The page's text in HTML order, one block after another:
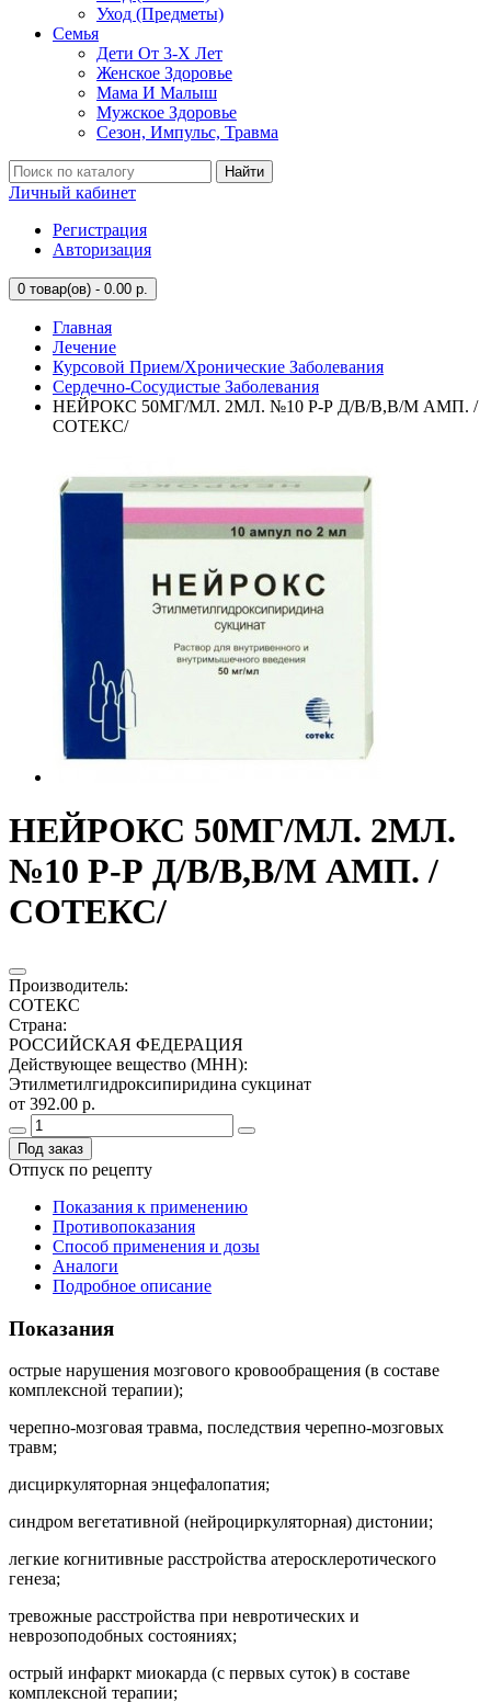
Уход (Предметы)
Семья
Дети От 3-Х Лет
Женское Здоровье
Мама И Малыш
Мужское Здоровье
Сезон, Импульс, Травма
Найти
Личный кабинет
Регистрация
Авторизация
0 товар(ов) - 0.00 р.
Главная
Лечение
Курсовой Прием/Хронические Заболевания
Сердечно-Сосудистые Заболевания
НЕЙРОКС 50МГ/МЛ. 2МЛ. №10 Р-Р Д/В/В,В/М АМП. /
СОТЕКС/
НЕЙРОКС 50МГ/МЛ. 2МЛ.
№10 Р-Р Д/В/В,В/М АМП. /
СОТЕКС/
Производитель:
СОТЕКС
Страна:
РОССИЙСКАЯ ФЕДЕРАЦИЯ
Действующее вещество (МНН):
Этилметилгидроксипиридина сукцинат
от 392.00 р.
Под заказ
Отпуск по рецепту
Показания к применению
Противопоказания
Способ применения и дозы
Аналоги
Подробное описание
Показания
острые нарушения мозгового кровообращения (в составе
комплексной терапии);
черепно-мозговая травма, последствия черепно-мозговых
травм;
дисциркуляторная энцефалопатия;
синдром вегетативной (нейроциркуляторная) дистонии;
легкие когнитивные расстройства атеросклеротического
генеза;
тревожные расстройства при невротических и
неврозоподобных состояниях;
острый инфаркт миокарда (с первых суток) в составе
комплексной терапии;